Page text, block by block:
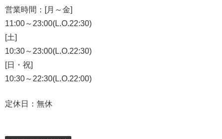
営業時間：[月～金]
11:00～23:00(L.O.22:30)
[土]
10:30～23:00(L.O.22:30)
[日・祝]
10:30～22:30(L.O.22:00)
定休日：無休